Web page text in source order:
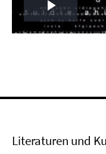
Play
Literaturen und